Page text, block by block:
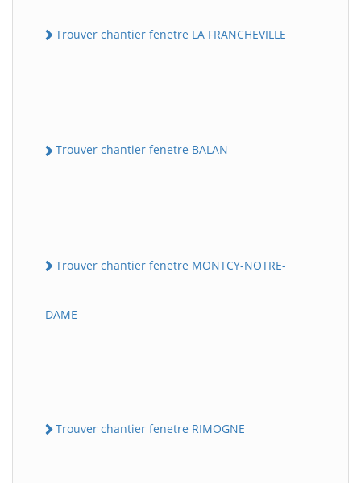
Trouver chantier fenetre LA FRANCHEVILLE
Trouver chantier fenetre BALAN
Trouver chantier fenetre MONTCY-NOTRE-
DAME
Trouver chantier fenetre RIMOGNE